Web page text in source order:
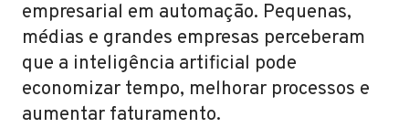
empresarial em automação. Pequenas,
médias e grandes empresas perceberam
que a inteligência artificial pode
economizar tempo, melhorar processos e
aumentar faturamento.